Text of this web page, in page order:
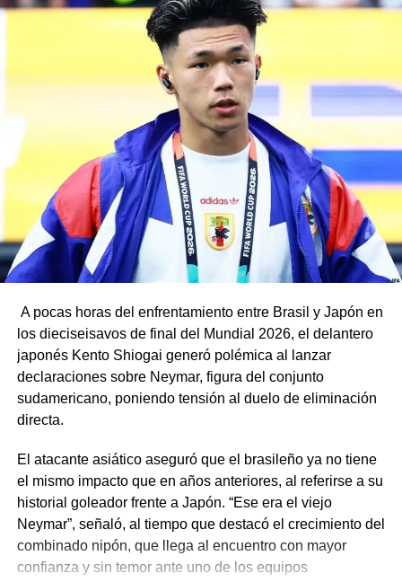
A pocas horas del enfrentamiento entre Brasil y Japón en
los dieciseisavos de final del Mundial 2026, el delantero
japonés Kento Shiogai generó polémica al lanzar
declaraciones sobre Neymar, figura del conjunto
sudamericano, poniendo tensión al duelo de eliminación
directa.
El atacante asiático aseguró que el brasileño ya no tiene
el mismo impacto que en años anteriores, al referirse a su
historial goleador frente a Japón. “Ese era el viejo
Neymar”, señaló, al tiempo que destacó el crecimiento del
combinado nipón, que llega al encuentro con mayor
confianza y sin temor ante uno de los equipos